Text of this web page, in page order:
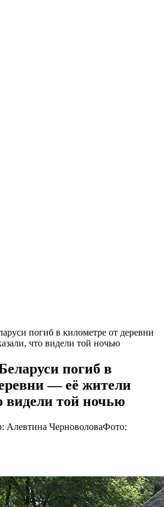
погиб в километре от деревни
что видели той ночью
погиб в
— её жители
видели той ночью
Алевтина ЧерноволоваФото: